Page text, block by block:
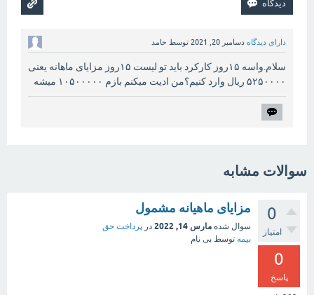
دارای دیدگاه دسامبر 20, 2021 توسط حامد
سلام.واسه ۱۵روز کارکرد باید تو لیست ۱۵روز مزایای ماهانه یعنی
۵۲۵۰۰۰۰ ریال وارد کنیم؟من ادیت میکنم بازم ۱۰۵۰۰۰۰۰ میشه
سوالات مشابه
0
امتیاز
0
پاسخ
مزایای ماهیانه مشمول
سوال شده مارس 14, 2022 در پرداخت حق
بیمه توسط بی نام